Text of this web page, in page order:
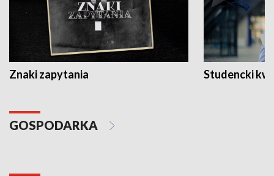
Znaki zapytania Studencki
GOSPODARKA